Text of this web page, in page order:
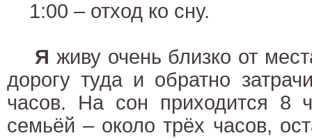
1:00 – отход ко сну.
Я живу очень близко от
дорогу туда и обратно
часов. На сон приходится 8
семьёй – около трёх часов,